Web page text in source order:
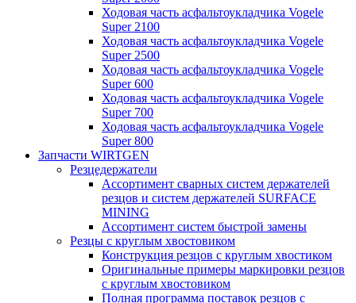
Ходовая часть асфальтоукладчика Vogele
Super 2100
Ходовая часть асфальтоукладчика Vogele
Super 2500
Ходовая часть асфальтоукладчика Vogele
Super 600
Ходовая часть асфальтоукладчика Vogele
Super 700
Ходовая часть асфальтоукладчика Vogele
Super 800
Запчасти WIRTGEN
Резцедержатели
Ассортимент сварных систем держателей
резцов и систем держателей SURFACE
MINING
Ассортимент систем быстрой замены
Резцы с круглым хвостовиком
Конструкция резцов с круглым хвостиком
Оригинальные примеры маркировки резцов
с круглым хвостовиком
Полная программа поставок резцов с